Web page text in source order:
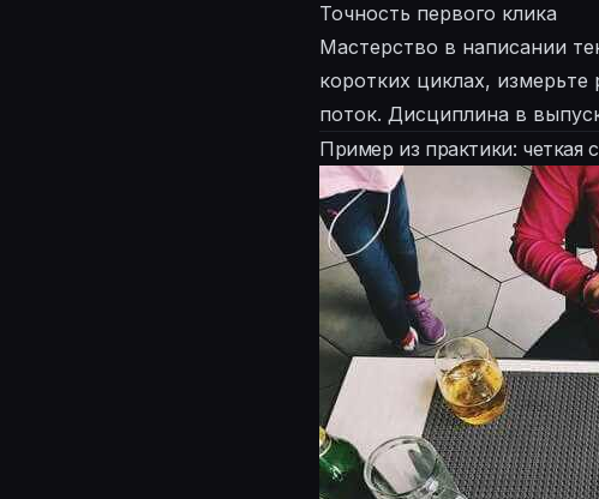
Точность первого клика
Мастерство в написании
коротких циклах,
поток. Дисциплина в
Пример из практики: четкая